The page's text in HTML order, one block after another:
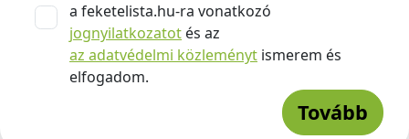
a feketelista.hu-ra vonatkozó
jognyilatkozatot és az
az adatvédelmi közleményt ismerem és
elfogadom.
Tovább